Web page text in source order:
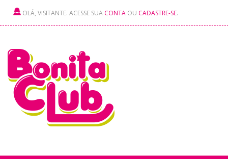
OLÁ, VISITANTE. ACESSE SUA CONTA OU CADASTRE-SE.